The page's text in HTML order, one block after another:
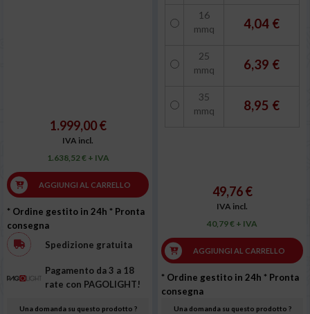
1.999,00 €
IVA incl.
1.638,52 € + IVA
AGGIUNGI AL CARRELLO
* Ordine gestito in 24h * Pronta
consegna
Spedizione gratuita
Pagamento da 3 a 18
rate con PAGOLIGHT!
Una domanda su questo prodotto ?
16
mmq
4,04 €
25
mmq
6,39 €
35
mmq
8,95 €
49,76 €
IVA incl.
40,79 € + IVA
AGGIUNGI AL CARRELLO
* Ordine gestito in 24h * Pronta
consegna
Una domanda su questo prodotto ?